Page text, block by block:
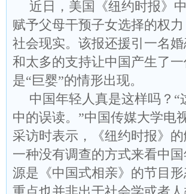
近日，美国《纽约时报》
赋予父母干预子女选择的权
社会现实。该报还援引一名
和太多的支持让中国产生了
是“巨婴”的情形出现。
中国年轻人真是这样吗？
中的误读。”中国传媒大学电
采访时表示，《纽约时报》
一种没有调查的方式来看中
源是《中国式相亲》的节目